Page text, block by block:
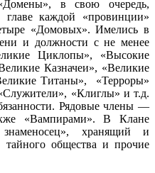
в свою очередь,
каждой «провинции»
«Домовых». Имелись в
и должности с не менее
Циклопы», «Высокие
Казначеи», «Великие
Титаны», «Терроры»
«Клиглы» и т.д.
Рядовые члены —
«Вампирами». В Клане
хранящий и
общества и прочие